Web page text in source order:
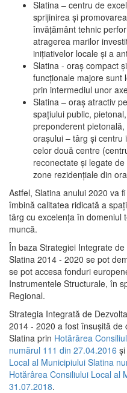
Slatina – centru de
sprijinirea şi
învăţământ tehnic
atragerea marilor
iniţiativelor locale şi a
Slatina - oraş compact
funcţionale majore sunt
prin intermediul unor
Slatina – oraş atractiv
spaţiului public,
preponderent
oraşului – târg şi centru
celor două centre
reconectate şi legate
zone rezidenţiale din
Astfel, Slatina anului 2020 va
îmbină calitatea ridicată a
târg cu excelenţa în domeniul
muncă.
În baza Strategiei Integrate
Slatina 2014 - 2020 se pot
se pot accesa fonduri
Instrumentele Structurale, în
Regional.
Strategia Integrată de
2014 - 2020 a fost însuşită de
Slatina prin Hotărârea
numărul 111 din 27.04.2016
Local al Municipiului Slatina
Hotărârea Consiliului Local al
31.07.2018.